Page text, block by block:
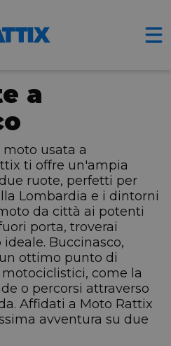
a
usata a
ti offre un'ampia
ruote, perfetti per
Lombardia e i dintorni
da città ai potenti
porta, troverai
Buccinasco,
ottimo punto di
come la
o percorsi attraverso
Affidati a Moto Rattix
avventura su due